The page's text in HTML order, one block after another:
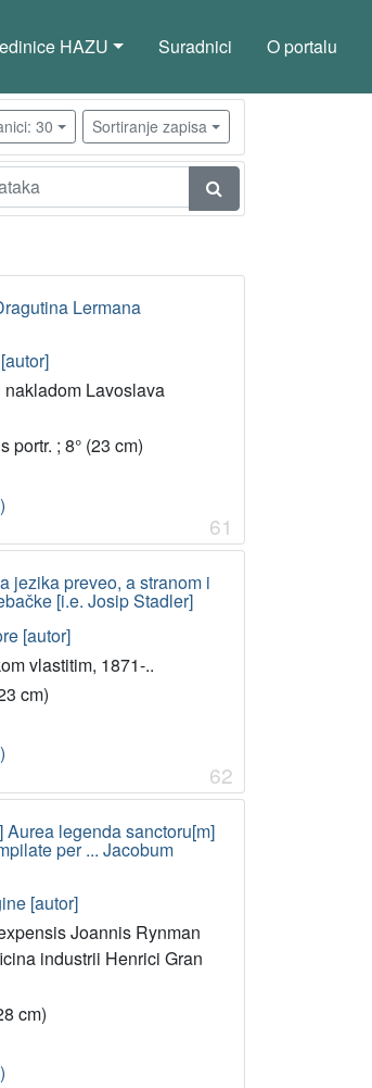
HAZU Suradnici O portalu
30 Sortiranje zapisa
Lermana
Lavoslava
portr. ; 8° (23 cm)
61
jezika preveo, a stranom i
[i.e. Josip Stadler]
[autor]
vlastitim, 1871-..
cm)
62
legenda sanctoru[m]
per ... Jacobum
[autor]
Joannis Rynman
industrii Henrici Gran
cm)